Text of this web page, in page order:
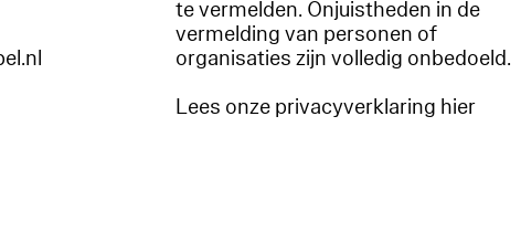
te vermelden. Onjuistheden in de
vermelding van personen of
organisaties zijn volledig onbedoeld.
Lees onze privacyverklaring hier